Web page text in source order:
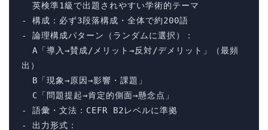
- 構成：必ず3段落構成・全体で約200語
- 論理構成パターン（ランダムに選択）：
出）
- 語彙・文法：CEFR B2レベルに準拠
- 出力形式：